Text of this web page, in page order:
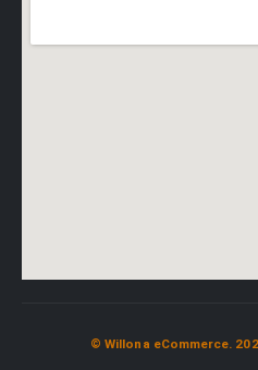
© Willona eCommerce.